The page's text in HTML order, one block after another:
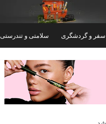
سفر و گردشگری سلامتی و تندرستی